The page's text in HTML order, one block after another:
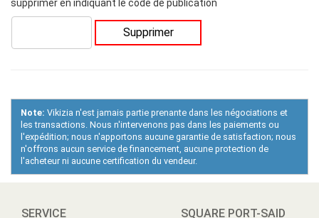
supprimer en indiquant le code de publication
Supprimer
Note: Vikizia n'est jamais partie prenante dans les négociations et
les transactions. Nous n'intervenons pas dans les paiements ou
l'expédition; nous n'apportons aucune garantie de satisfaction; nous
n'offrons aucun service de financement, aucune protection de
l'acheteur ni aucune certification du vendeur.
SERVICE SQUARE PORT-SAID